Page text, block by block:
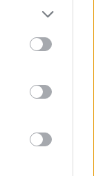
ověřovací
že fotografie a